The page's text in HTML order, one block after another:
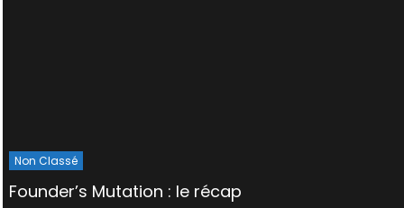
Non Classé
Founder’s Mutation : le récap